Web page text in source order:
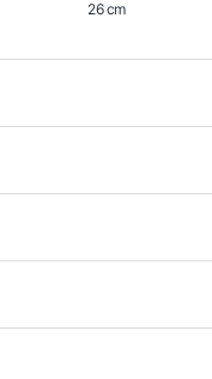
26 cm